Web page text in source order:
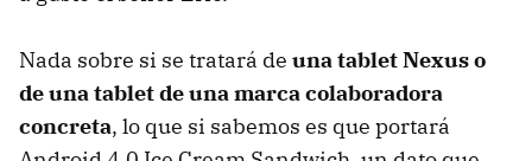
Nada sobre si se tratará de una tablet Nexus o
de una tablet de una marca colaboradora
concreta, lo que si sabemos es que portará